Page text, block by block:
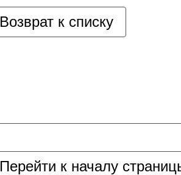
Возврат к списку
Перейти к началу